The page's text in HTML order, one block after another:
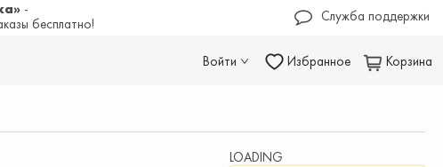
-
бесплатно!
Служба поддержки
Войти Избранное Корзина
LOADING